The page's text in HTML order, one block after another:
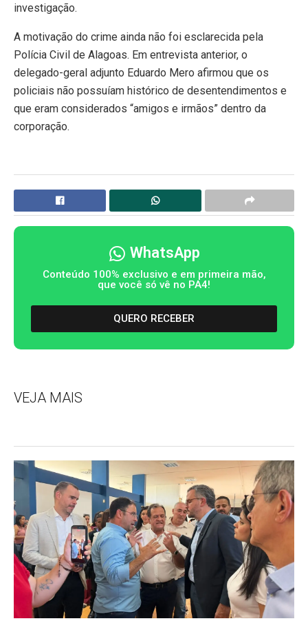
investigação.
A motivação do crime ainda não foi esclarecida pela
Polícia Civil de Alagoas. Em entrevista anterior, o
delegado-geral adjunto Eduardo Mero afirmou que os
policiais não possuíam histórico de desentendimentos e
que eram considerados “amigos e irmãos” dentro da
corporação.
WhatsApp
Conteúdo 100% exclusivo e em primeira mão,
que você só vê no PA4!
QUERO RECEBER
VEJA MAIS